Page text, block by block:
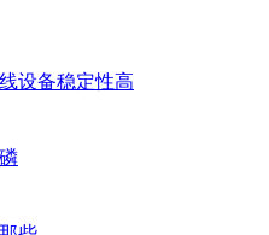
设备稳定性高